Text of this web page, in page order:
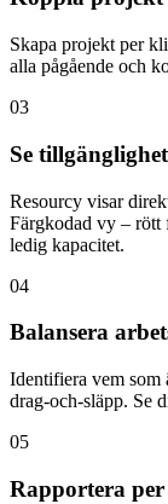
Skapa projekt per
alla pågående och
03
Se
Resourcy visar
Färgkodad vy –
ledig kapacitet.
04
Balansera
Identifiera vem som
drag-och-släpp. Se
05
Rapportera